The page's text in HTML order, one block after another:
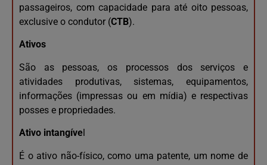
passageiros, com capacidade para até oito pessoas,
exclusive o condutor (CTB).
Ativos
São as pessoas, os processos dos serviços e
atividades produtivas, sistemas, equipamentos,
informações (impressas ou em mídia) e respectivas
posses e propriedades.
Ativo intangíve
É o ativo não-físico, como uma patente, um nome de